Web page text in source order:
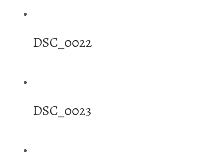
DSC_0022
DSC_0023